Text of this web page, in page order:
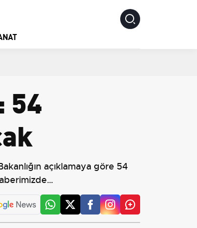
54
açıklamaya göre 54